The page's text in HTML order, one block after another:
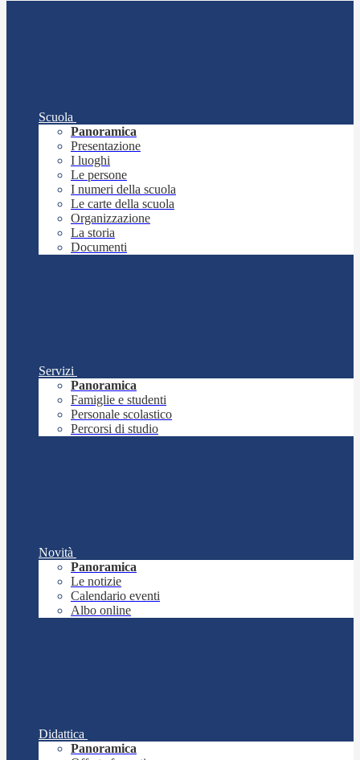
Scuola
Panoramica
Presentazione
I luoghi
Le persone
I numeri della scuola
Le carte della scuola
Organizzazione
La storia
Documenti
Servizi
Panoramica
Famiglie e studenti
Personale scolastico
Percorsi di studio
Novità
Panoramica
Le notizie
Calendario eventi
Albo online
Didattica
Panoramica